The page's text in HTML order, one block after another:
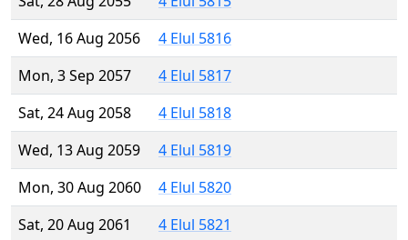
Wed, 16 Aug 2056
4 Elul 5816
Mon, 3 Sep 2057
4 Elul 5817
Sat, 24 Aug 2058
4 Elul 5818
Wed, 13 Aug 2059
4 Elul 5819
Mon, 30 Aug 2060
4 Elul 5820
Sat, 20 Aug 2061
4 Elul 5821